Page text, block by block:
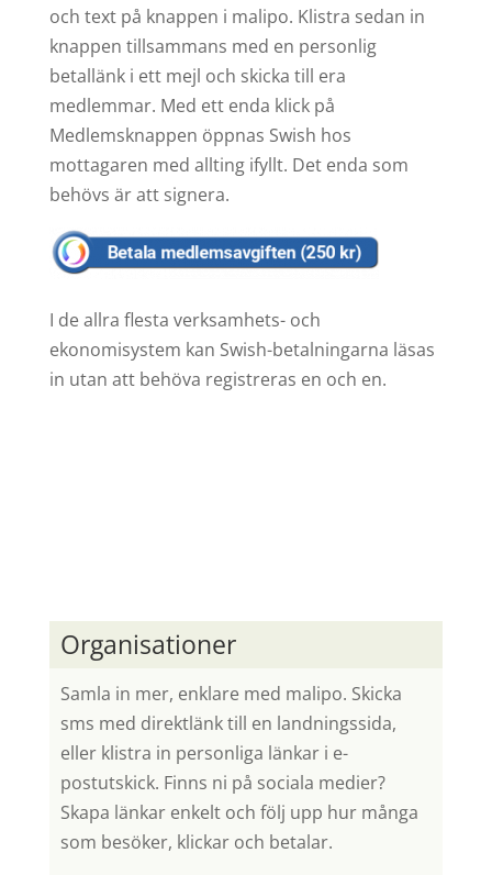
och text på knappen i malipo. Klistra sedan in
knappen tillsammans med en personlig
betallänk i ett mejl och skicka till era
medlemmar. Med ett enda klick på
Medlemsknappen öppnas Swish hos
mottagaren med allting ifyllt. Det enda som
behövs är att signera.
I de allra flesta verksamhets- och
ekonomisystem kan Swish-betalningarna läsas
in utan att behöva registreras en och en.
Organisationer
Samla in mer, enklare med malipo. Skicka
sms med direktlänk till en landningssida,
eller klistra in personliga länkar i e-
postutskick. Finns ni på sociala medier?
Skapa länkar enkelt och följ upp hur många
som besöker, klickar och betalar.